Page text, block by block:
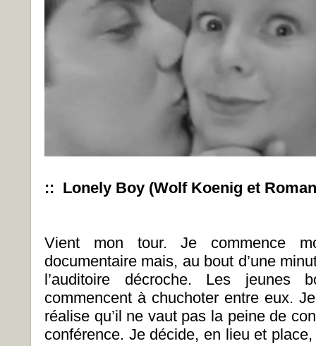
:: Lonely Boy (Wolf Koenig et
Vient mon tour. Je commence
documentaire mais, au bout d’une
l’auditoire décroche. Les jeunes
commencent à chuchoter entre eux.
réalise qu’il ne vaut pas la peine de
conférence. Je décide, en lieu et